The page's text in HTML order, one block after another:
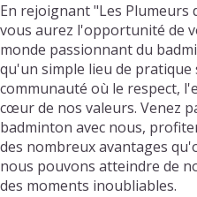
En rejoignant "Les Plumeurs
vous aurez l'opportunité de
monde passionnant du
qu'un simple lieu de
communauté où le respect,
cœur de nos valeurs. Venez
badminton avec nous,
des nombreux avantages
nous pouvons atteindre de
des moments inoubliables.